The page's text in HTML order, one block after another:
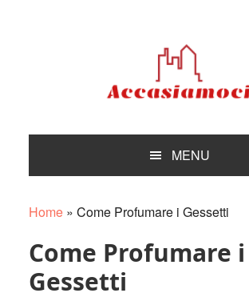
MENU
Home» Come Profumare i Gessetti
Come Profumare i
Gessetti